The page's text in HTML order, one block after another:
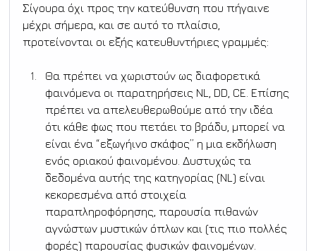
Σίγουρα όχι προς την κατεύθυνση που πήγαινε
μέχρι σήμερα, και σε αυτό το πλαίσιο,
προτείνονται οι εξής κατευθυντήριες γραμμές:
Θα πρέπει vα χωριστούν ως διαφορετικά
φαινόμενα οι παρατηρήσεις NL, DD, CE. Επίσης
πρέπει να απελευθερωθούμε από την ιδέα
ότι κάθε φως που πετάει το βράδυ, μπορεί να
είναι ένα “εξωγήινο σκάφος” η μια εκδήλωση
ενός οριακού φαινομένου. Δυστυχώς τα
δεδομένα αυτής της κατηγορίας (NL) είναι
κεκορεσμένα από στοιχεία
παραπληροφόρησης, παρουσία πιθανών
αγνώστων μυστικών όπλων και (τις πιο πολλές
φορές) παρουσίας φυσικών φαινομένων.